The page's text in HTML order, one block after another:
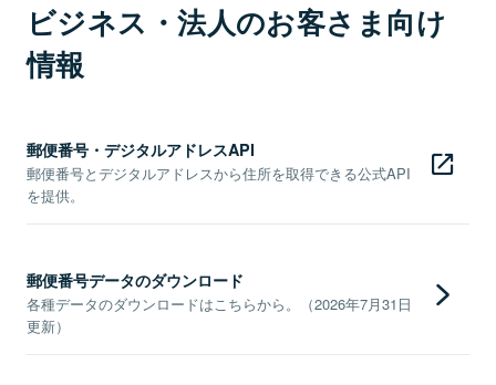
ビジネス・法人のお客さま向け
情報
郵便番号・デジタルアドレスAPI
郵便番号とデジタルアドレスから住所を取得できる公式API
を提供。
郵便番号データのダウンロード
各種データのダウンロードはこちらから。（2026年7月31日
更新）